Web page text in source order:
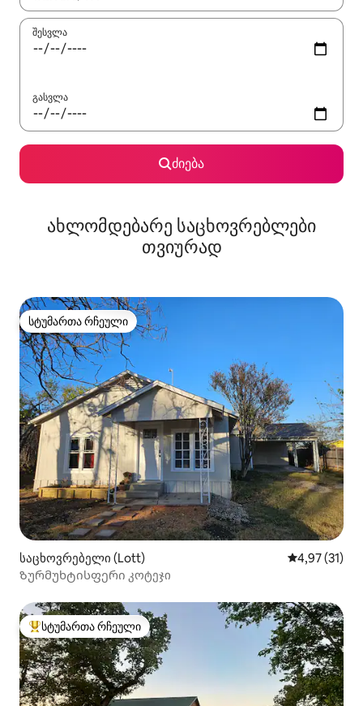
შესვლა
გასვლა
ძიება
ახლომდებარე საცხოვრებლები
თვიურად
სტუმართა რჩეული
სტუმართა რჩეული
საცხოვრებელი (Lott) საშუალო
4,97 (31)
Ზურმუხტისფერი კოტეჯი
სტუმართა რჩეული მოწინავე ვარიანტი
სტუმართა რჩეული